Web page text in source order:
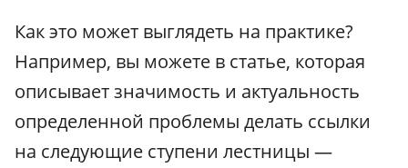
Как это может выглядеть на практике?
Например, вы можете в статье, которая
описывает значимость и актуальность
определенной проблемы делать ссылки
на следующие ступени лестницы —